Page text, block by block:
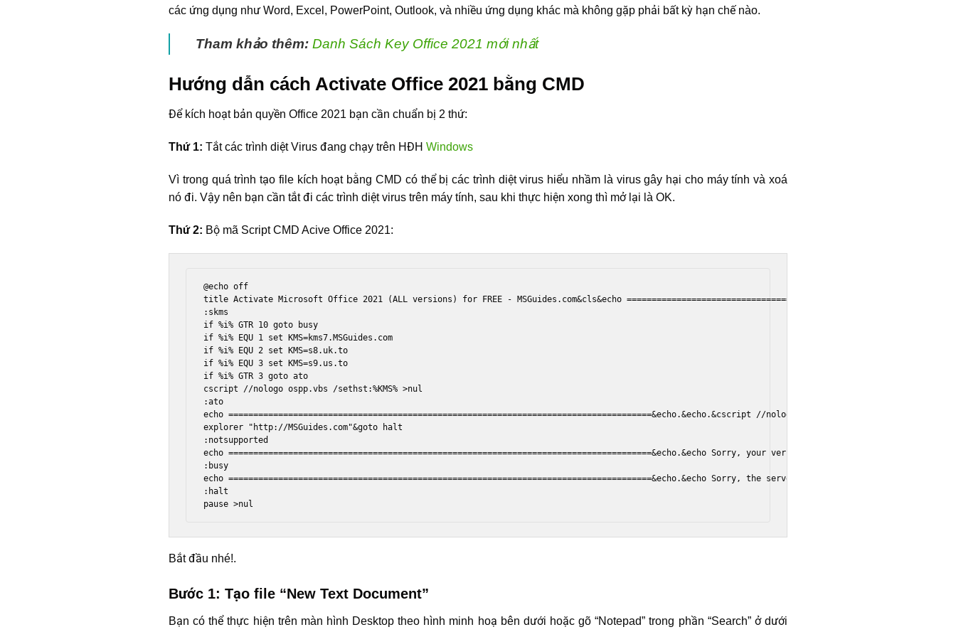
các ứng dụng như Word, Excel, PowerPoint, Outlook, và nhiều ứng dụng khác mà không gặp phải bất kỳ hạn chế nào.
Tham khảo thêm: Danh Sách Key Office 2021 mới nhất
Hướng dẫn cách Activate Office 2021 bằng CMD
Để kích hoạt bản quyền Office 2021 bạn cần chuẩn bị 2 thứ:
Thứ 1: Tắt các trình diệt Virus đang chạy trên HĐH Windows
Vì trong quá trình tạo file kích hoạt bằng CMD có thể bị các trình diệt virus hiểu nhầm là virus gây hại cho máy tính và xoá
nó đi. Vậy nên bạn cần tắt đi các trình diệt virus trên máy tính, sau khi thực hiện xong thì mở lại là OK.
Thứ 2: Bộ mã Script CMD Acive Office 2021:
@echo off
title Activate Microsoft Office 2021 (ALL versions) for FREE - MSGuides.com&cls&echo
:skms
if %i% GTR 10 goto busy
if %i% EQU 1 set KMS=kms7.MSGuides.com
if %i% EQU 2 set KMS=s8.uk.to
if %i% EQU 3 set KMS=s9.us.to
if %i% GTR 3 goto ato
cscript //nologo ospp.vbs /sethst:%KMS% >nul
:ato
echo =====================================================================================&echo.&echo.&cscript //nologo ospp.vbs /act
explorer "http://MSGuides.com"&goto halt
:notsupported
echo =====================================================================================&echo.&echo Sorry, your version is not
:busy
echo =====================================================================================&echo.&echo Sorry, the server is busy and can't
:halt
pause >nul
Bắt đầu nhé!.
Bước 1: Tạo file “New Text Document”
Bạn có thể thực hiện trên màn hình Desktop theo hình minh hoạ bên dưới hoặc gõ “Notepad” trong phần “Search” ở dưới